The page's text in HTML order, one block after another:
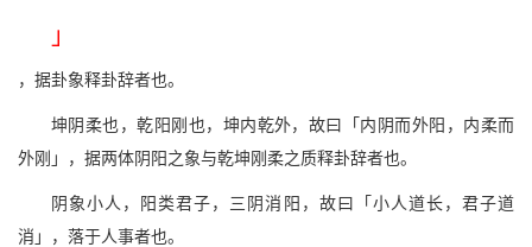
」
，据卦象释卦辞者也。
坤阴柔也，乾阳刚也，坤内乾外，故曰「内阴而外阳，内柔而
外刚」，据两体阴阳之象与乾坤刚柔之质释卦辞者也。
阴象小人，阳类君子，三阴消阳，故曰「小人道长，君子道
消」，落于人事者也。